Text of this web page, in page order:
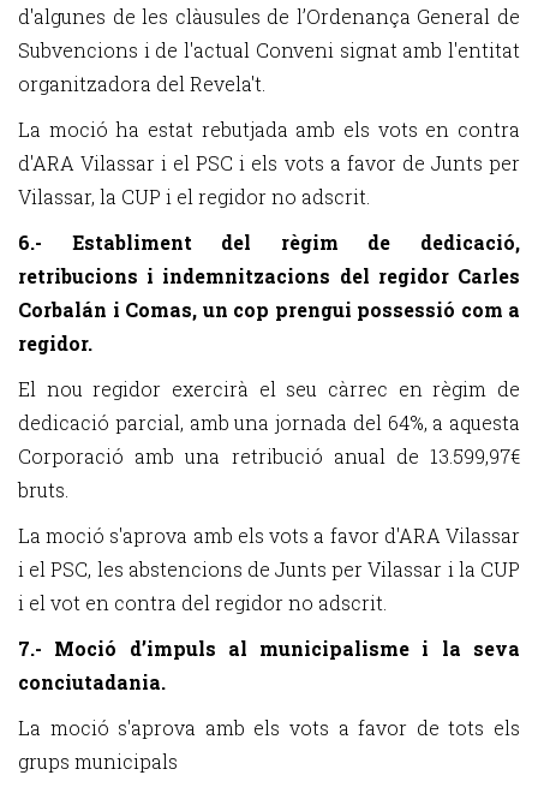
d'algunes de les clàusules de l’Ordenança General de
Subvencions i de l'actual Conveni signat amb l'entitat
organitzadora del Revela't.
La moció ha estat rebutjada amb els vots en contra
d'ARA Vilassar i el PSC i els vots a favor de Junts per
Vilassar, la CUP i el regidor no adscrit.
6.- Establiment del règim de dedicació,
retribucions i indemnitzacions del regidor Carles
Corbalán i Comas, un cop prengui possessió com a
regidor.
El nou regidor exercirà el seu càrrec en règim de
dedicació parcial, amb una jornada del 64%, a aquesta
Corporació amb una retribució anual de 13.599,97€
bruts.
La moció s'aprova amb els vots a favor d'ARA Vilassar
i el PSC, les abstencions de Junts per Vilassar i la CUP
i el vot en contra del regidor no adscrit.
7.- Moció d’impuls al municipalisme i la seva
conciutadania.
La moció s'aprova amb els vots a favor de tots els
grups municipals